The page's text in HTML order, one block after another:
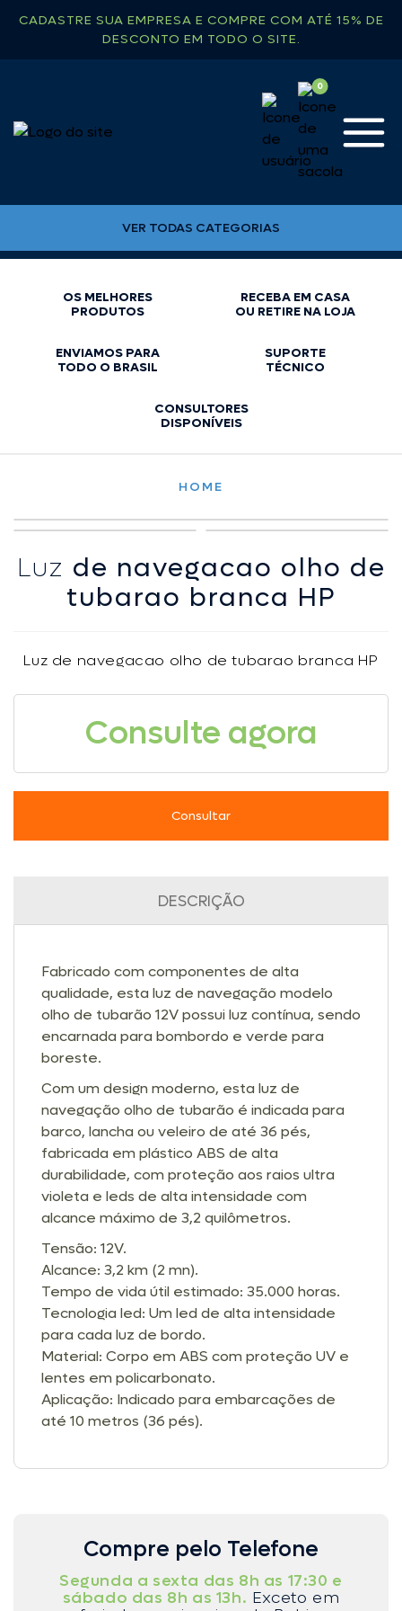
CADASTRE SUA EMPRESA E COMPRE COM ATÉ 15% DE
DESCONTO EM TODO O SITE.
VER TODAS CATEGORIAS
OS MELHORES
PRODUTOS
RECEBA EM CASA
OU RETIRE NA LOJA
ENVIAMOS PARA
TODO O BRASIL
SUPORTE
TÉCNICO
CONSULTORES
DISPONÍVEIS
HOME
Luz de navegacao olho de
tubarao branca HP
Luz de navegacao olho de tubarao branca HP
Consulte agora
Consultar
DESCRIÇÃO
Fabricado com componentes de alta
qualidade, esta luz de navegação modelo
olho de tubarão 12V possui luz contínua, sendo
encarnada para bombordo e verde para
boreste.
Com um design moderno, esta luz de
navegação olho de tubarão é indicada para
barco, lancha ou veleiro de até 36 pés,
fabricada em plástico ABS de alta
durabilidade, com proteção aos raios ultra
violeta e leds de alta intensidade com
alcance máximo de 3,2 quilômetros.
Tensão: 12V.
Alcance: 3,2 km (2 mn).
Tempo de vida útil estimado: 35.000 horas.
Tecnologia led: Um led de alta intensidade
para cada luz de bordo.
Material: Corpo em ABS com proteção UV e
lentes em policarbonato.
Aplicação: Indicado para embarcações de
até 10 metros (36 pés).
Compre pelo Telefone
Segunda a sexta das 8h as 17:30 e
sábado das 8h as 13h. Exceto em